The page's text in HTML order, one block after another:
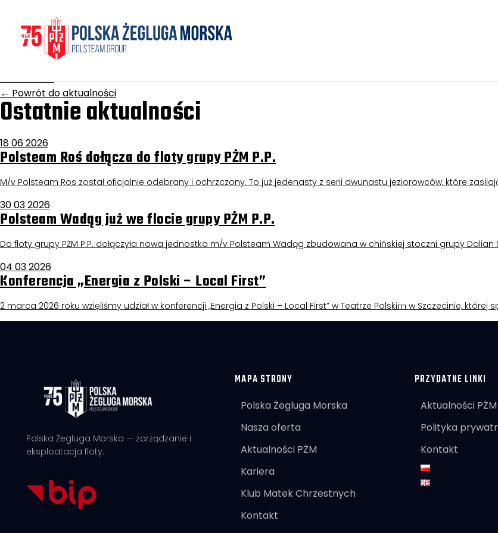
Gardno
17 grudnia 2025
Aktualności
← Powrót do aktualności
Ostatnie aktualności
18 06 2026
Polsteam Roś dołącza do floty grupy PŻM P.P.
M/v Polsteam Ros został oficjalnie odebrany i ochrzczony. To już jedenasty z serii dwunastu jeziorowców, które
30 03 2026
Polsteam Wadąg już we flocie grupy PŻM P.P.
Do floty grupy PŻM P.P. dołączyła nowa jednostka m/v Polsteam Wadąg zbudowana w chińskiej stoczni grupy Dalian
04 03 2026
Konferencja „Energia z Polski – Local First”
2 marca 2026 roku wzięliśmy udział w konferencji „Energia z Polski – Local First” w Teatrze Polskim w Szczecinie,
Polska Żegluga Morska — zarządzanie i
eksploatacja floty.
MAPA STRONY
Polska Żegluga Morska
Nasza oferta
Aktualności PŻM
Kariera
Klub Matek Chrzestnych
Kontakt
PRZYDATNE LINKI
Aktualności PŻM
Polityka
Kontakt